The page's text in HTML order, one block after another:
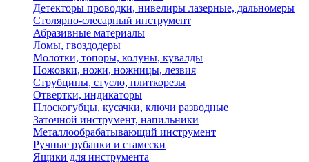
Детекторы проводки, нивелиры лазерные, дальномеры
Столярно-слесарный инструмент
Абразивные материалы
Ломы, гвоздодеры
Молотки, топоры, колуны, кувалды
Ножовки, ножи, ножницы, лезвия
Струбцины, стусло, плиткорезы
Отвертки, индикаторы
Плоскогубцы, кусачки, ключи разводные
Заточной инструмент, напильники
Металлообрабатывающий инструмент
Ручные рубанки и стамески
Ящики для инструмента